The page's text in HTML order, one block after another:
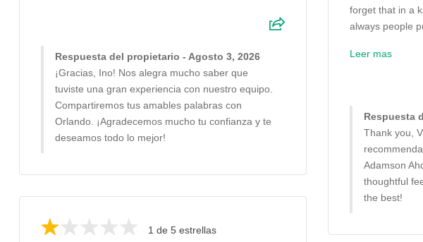
Respuesta del propietario - Agosto 3, 2026
¡Gracias, Ino! Nos alegra mucho saber que
tuviste una gran experiencia con nuestro equipo.
Compartiremos tus amables palabras con
Orlando. ¡Agradecemos mucho tu confianza y te
deseamos todo lo mejor!
forget that in a
always people
Leer mas
Respuesta
Thank you,
Adamson
thoughtful
the best!
1 de 5 estrellas